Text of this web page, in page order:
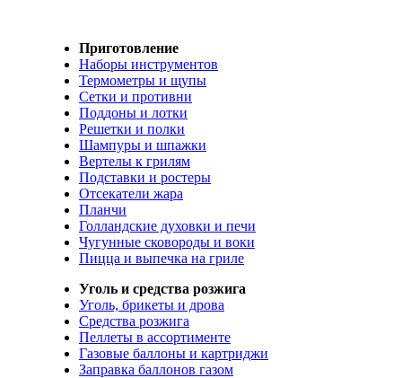
Приготовление
Наборы инструментов
Термометры и щупы
Сетки и противни
Поддоны и лотки
Решетки и полки
Шампуры и шпажки
Вертелы к грилям
Подставки и ростеры
Отсекатели жара
Планчи
Голландские духовки и печи
Чугунные сковороды и воки
Пицца и выпечка на гриле
Уголь и средства розжига
Уголь, брикеты и дрова
Средства розжига
Пеллеты в ассортименте
Газовые баллоны и картриджи
Заправка баллонов газом